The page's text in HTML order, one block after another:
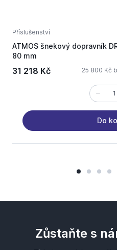
Příslušenství
ATMOS šnekový dopravník
80 mm
31 218 Kč 25 800 Kč
Do
Zůstaňte s